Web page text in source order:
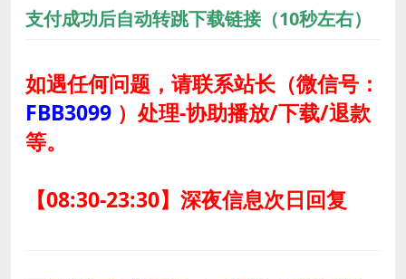
支付成功后自动转跳下载链接（10秒左右）
如遇任何问题，请联系站长（微信号：
FBB3099 ） 处理-协助播放/下载/退款
等。
【08:30-23:30】深夜信息次日回复